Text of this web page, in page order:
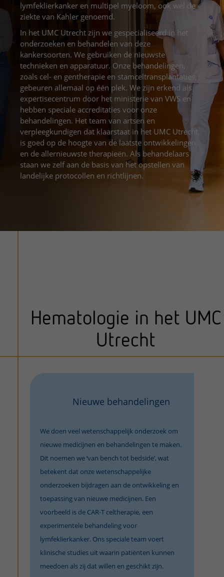
Onderzoeken en diagnostiek
Het Wilhelmina Kinderziekenhuis
Bloedprikken
Wachttijden
Bezoektijden
Wijzigen patiëntgegevens
Mijn UMC Utrecht patiëntportaal
Faciliteiten en voorzieningen
Kwaliteit en veiligheid
Route naar het ziekenhuis
Parkeren
Wegwijs in het ziekenhuis
Contact met polikliniek
Contact met verpleegafdeling
Het Wilhelmina Kinderziekenhuis
Teleconsult aanvragen
Diagnostiek aanvragen
Zorgverlenersportaal
Over UMC Utrecht
Research
Onderwijs
Werken bij het UMC Utrecht
lymfeklierkanker en multipel myeloom, ook wel de
ziekte van Kahler genoemd.
In het UMC Utrecht zijn we gespecialiseerd in het
onderzoeken en behandelen van deze
kankersoorten. We gebruiken de nieuwste
technieken en apparatuur. Onze behandelingen,
zoals cel- en gentherapie en stamceltransplantaties,
gebeuren allemaal op één plek. We zijn erkend als
expertisecentrum door het ministerie van VWS en
hebben speciale accreditaties voor onze
behandelingen. Het team van artsen en
verpleegkundigen dat klaarstaat in het UMC Utrecht,
is goed op de hoogte van de laatste ontwikkelingen
en de allernieuwste therapieën. Als behandelaars
staan we zelf aan de basis van het opstellen van
landelijke protocollen en richtlijnen.
Hematologie in het UMC
Utrecht
Nieuwe behandelingen
We doen veel wetenschappelijk onderzoek om
nieuwe medicijnen en behandelingen te maken.
Dit noemen we ‘van bench tot bedside’, wat
betekent dat onze wetenschappelijke
onderzoeken bijdragen aan de ontwikkeling en
toepassing van nieuwe medicijnen. Een
voorbeeld is de CAR-T celtherapie, een
experimentele behandeling voor
lymfeklierkanker. Ons speciale team voert
klinische studies uit waarin patiënten kunnen
meedoen als zij dat willen en geschikt zijn.